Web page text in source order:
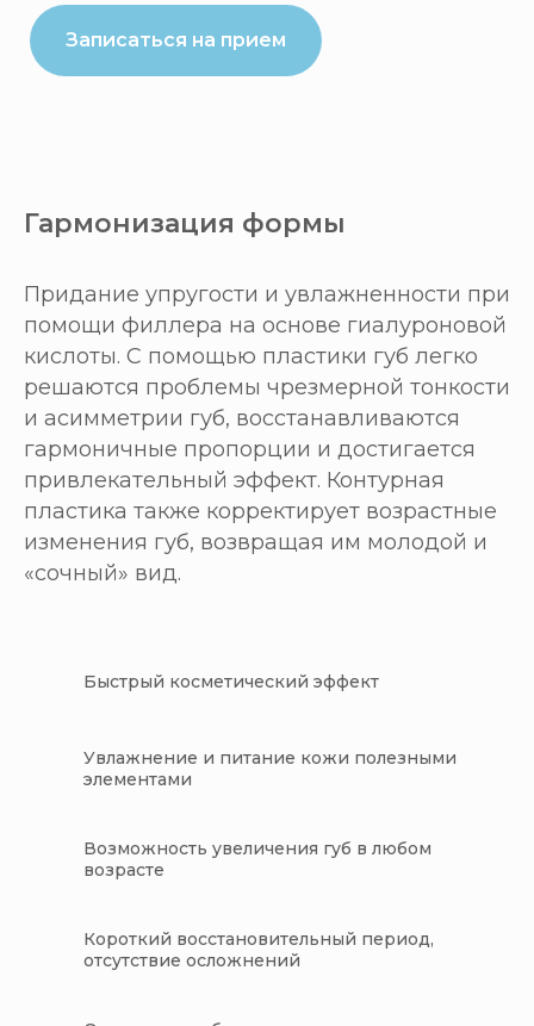
Записаться на прием
Гармонизация формы
Придание упругости и увлажненности при
помощи филлера на основе гиалуроновой
кислоты. С помощью пластики губ легко
решаются проблемы чрезмерной тонкости
и асимметрии губ, восстанавливаются
гармоничные пропорции и достигается
привлекательный эффект. Контурная
пластика также корректирует возрастные
изменения губ, возвращая им молодой и
«сочный» вид.
Быстрый косметический эффект
Увлажнение и питание кожи полезными
элементами
Возможность увеличения губ в любом
возрасте
Короткий восстановительный период,
отсутствие осложнений